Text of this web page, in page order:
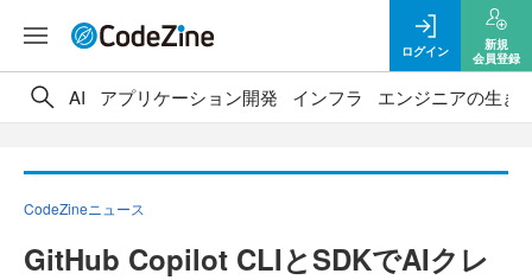
ログイン
新規
会員登録
AI アプリケーション開発 インフラ エンジニアの生き
CodeZineニュース
GitHub Copilot CLIとSDKでAIクレ